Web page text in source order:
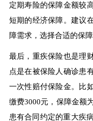
定期寿险的保障金额较
短期的经济保障。建议
障需求，选择合适的保
最后，重疾保险也是理
点是在被保险人确诊患
一次性赔付保险金。比
缴费3000元，保障金额
患有合同约定的重大疾